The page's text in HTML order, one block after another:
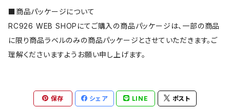
YOKOMO DRB
YOKOMO DIB
YOKOMO YD-4MR
ナット
シム
ESC(アンプ)
アクセサリー
オフロードパーツ
MD2.0
ドリフトパーツ
汎用パーツ
GRK5/R
■商品パッケージについて
RC926 WEB SHOPにてご購入の商品パッケージは、一部の商品
に限り商品ラベルのみの商品パッケージとさせていただきます。ご
理解くださいますようお願い申し上げます。
保存 シェア LINE ポスト